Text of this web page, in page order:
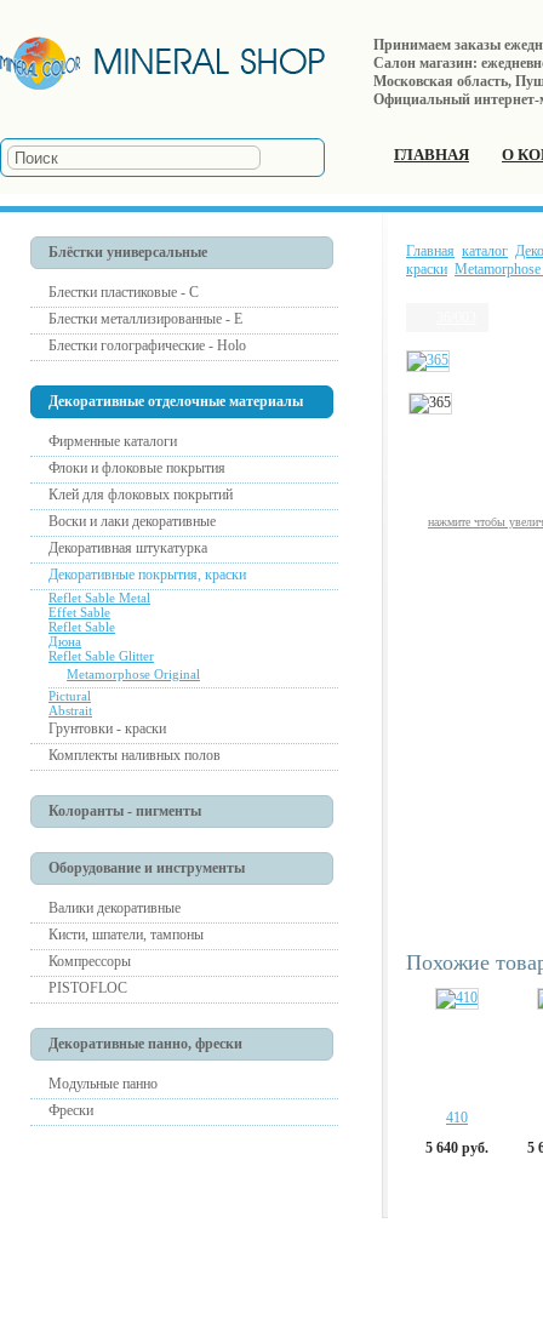
Принимаем заказы
Салон магазин:
Московская область,
Официальный интернет-
ГЛАВНАЯ О
Блёстки универсальные
Блестки пластиковые - С
Блестки металлизированные - Е
Блестки голографические - Holo
Декоративные отделочные материалы
Фирменные каталоги
Флоки и флоковые покрытия
Клей для флоковых покрытий
Воски и лаки декоративные
Декоративная штукатурка
Декоративные покрытия, краски
Reflet Sable Metal
Effet Sable
Reflet Sable
Дюна
Reflet Sable Glitter
Metamorphose Original
Pictural
Abstrait
Грунтовки - краски
Комплекты наливных полов
Колоранты - пигменты
Оборудование и инструменты
Валики декоративные
Кисти, шпатели, тампоны
Компрессоры
PISTOFLOC
Декоративные панно, фрески
Модульные панно
Фрески
Главная каталог
краски
нажмите чтобы
Похожие
410
5 640 руб.
5